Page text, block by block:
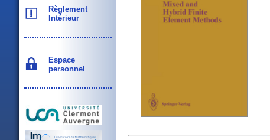
Règlement
Intérieur
Espace
personnel